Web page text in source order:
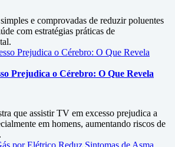
e comprovadas de reduzir poluentes
com estratégias práticas de
Prejudica o Cérebro: O Que Revela
que assistir TV em excesso prejudica a
em homens, aumentando riscos de